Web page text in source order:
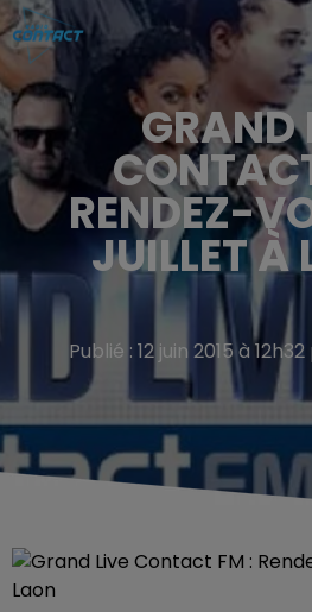
GRAND
RENDEZ-
JUILLET À
Publié : 12 juin 2015 à